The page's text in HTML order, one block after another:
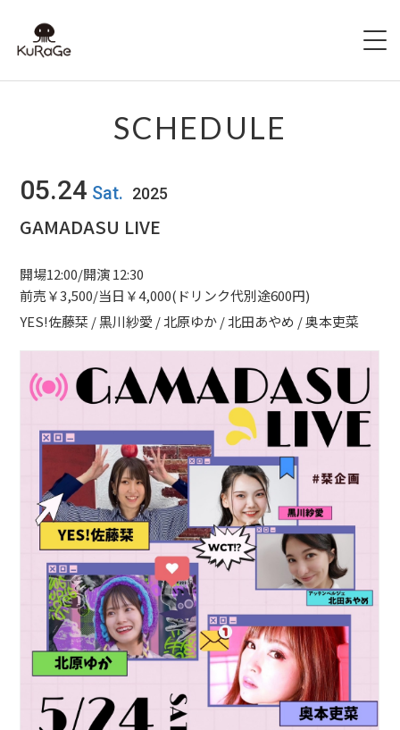
SCHEDULE
HALL INFO
CONTACT
SCHEDULE
05.24 Sat. 2025
GAMADASU LIVE
開場12:00/開演 12:30
前売￥3,500/当日￥4,000(ドリンク代別途600円)
YES!佐藤栞 / 黒川紗愛 / 北原ゆか / 北田あやめ / 奥本吏菜